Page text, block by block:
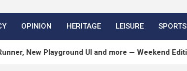
OPINION HERITAGE LEISURE SPORTS
UI and more — Weekend Edition 372